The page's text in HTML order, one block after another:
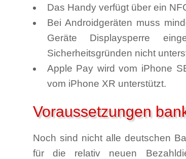
Das Handy verfügt über ein
Bei Androidgeräten muss
Geräte Displaysperre
Sicherheitsgründen nicht
Apple Pay wird vom iPhone
vom iPhone XR unterstützt.
Voraussetzungen
Noch sind nicht alle deutschen
für die relativ neuen